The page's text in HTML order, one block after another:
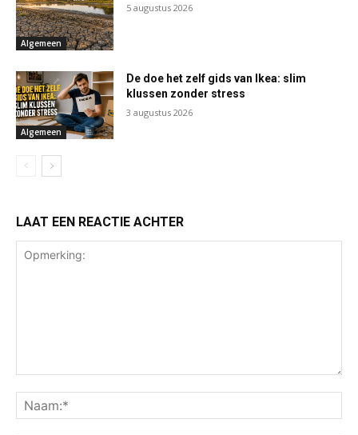
Algemeen
5 augustus 2026
Algemeen
De doe het zelf gids van Ikea: slim
klussen zonder stress
3 augustus 2026
LAAT EEN REACTIE ACHTER